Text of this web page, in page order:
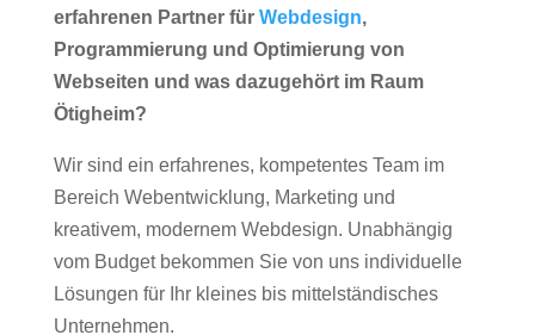
erfahrenen Partner für Webdesign,
Programmierung und Optimierung von
Webseiten und was dazugehört im Raum
Ötigheim?
Wir sind ein erfahrenes, kompetentes Team im
Bereich Webentwicklung, Marketing und
kreativem, modernem Webdesign. Unabhängig
vom Budget bekommen Sie von uns individuelle
Lösungen für Ihr kleines bis mittelständisches
Unternehmen.